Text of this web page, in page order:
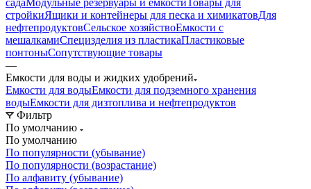
стройкиЯщики и контейнеры для песка и химикатовДля
нефтепродуктовСельское хозяйствоЕмкости с
мешалкамиСпецизделия из пластикаПластиковые
понтоныСопутствующие товары
—
Емкости для воды и жидких удобрений
Емкости для водыЕмкости для подземного хранения
водыЕмкости для дизтоплива и нефтепродуктов
Фильтр
По умолчанию
По умолчанию
По популярности (убывание)
По популярности (возрастание)
По алфавиту (убывание)